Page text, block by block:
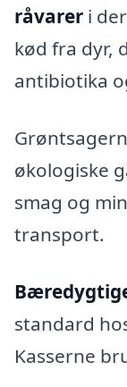
råvarer i
kød fra dyr,
antibiotika
økologiske
smag og
transport.
standard
Kasserne